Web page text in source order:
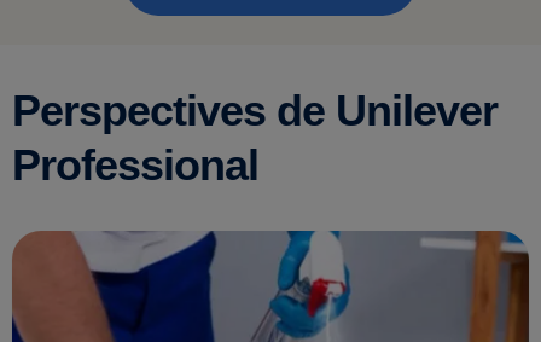
Perspectives de Unilever
Professional